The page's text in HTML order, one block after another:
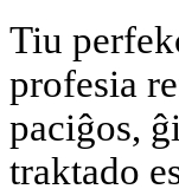
Tiu
profesia
paciĝos,
traktado